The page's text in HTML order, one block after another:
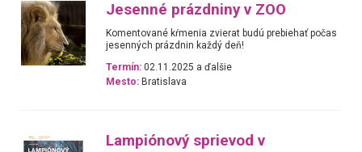
Jesenné prázdniny v ZOO
Komentované kŕmenia zvierat budú prebiehať počas
jesenných prázdnin každý deň!
Termín: 02.11.2025 a ďalšie
Mesto: Bratislava
Lampiónový sprievod v